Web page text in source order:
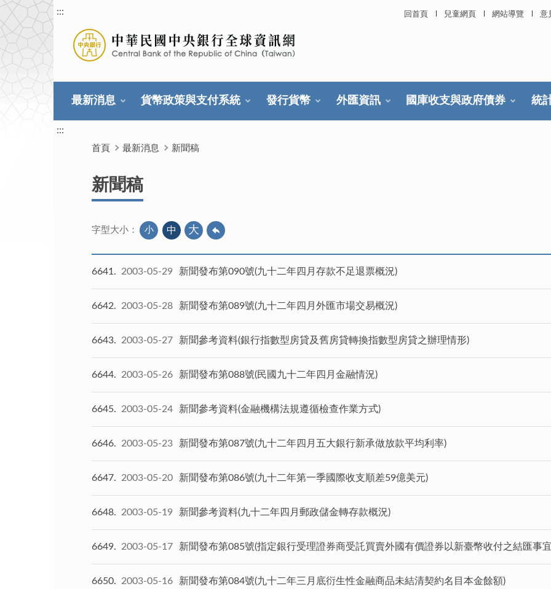
回首頁 兒童網頁 網站導覽 意
:::
最新消息 貨幣政策與支付系統 發行貨幣 外匯資訊 國庫收支與政府債券 統
:::
首頁 最新消息 新聞稿
新聞稿
字型大小： 小 中 大
6641 2003-05-29 新聞發布第090號(九十二年四月存款不足退票概況)
6642 2003-05-28 新聞發布第089號(九十二年四月外匯市場交易概況)
6643 2003-05-27 新聞參考資料(銀行指數型房貸及舊房貸轉換指數型房貸之辦理情形)
6644 2003-05-26 新聞發布第088號(民國九十二年四月金融情況)
6645 2003-05-24 新聞參考資料(金融機構法規遵循檢查作業方式)
6646 2003-05-23 新聞發布第087號(九十二年四月五大銀行新承做放款平均利率)
6647 2003-05-20 新聞發布第086號(九十二年第一季國際收支順差59億美元)
6648 2003-05-19 新聞參考資料(九十二年四月郵政儲金轉存款概況)
6649 2003-05-17 新聞發布第085號(指定銀行受理證券商受託買賣外國有價證券以新臺幣收付之結匯事
6650 2003-05-16 新聞發布第084號(九十二年三月底衍生性金融商品未結清契約名目本金餘額)